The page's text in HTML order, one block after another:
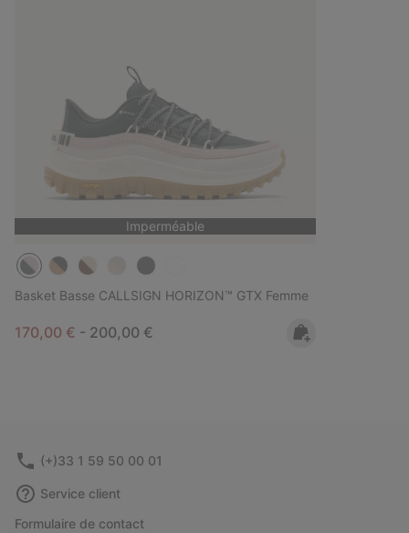
Imperméable
Basket Basse CALLSIGN HORIZON™ GTX Femme
Minimum sale price:
170,00 € - Maximum price:
200,00 €
(+)33 1 59 50 00 01
Service client
Formulaire de contact